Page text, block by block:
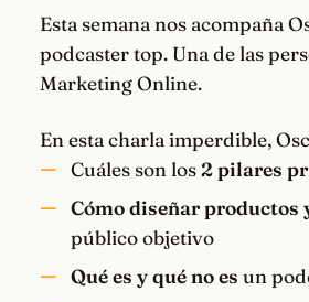
Esta semana nos acompaña
podcaster top. Una de las
Marketing Online.
En esta charla imperdible,
Cuáles son los2 pilares
Cómo diseñar productos
público objetivo
Qué es y qué no es un